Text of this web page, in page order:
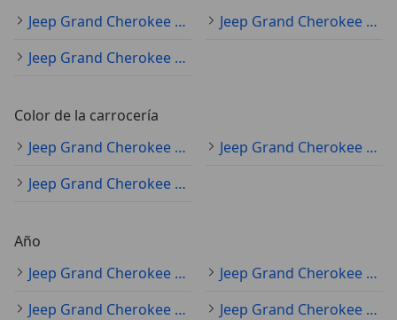
Jeep Grand Cherokee diésel
Jeep Grand Cherokee gasolina
Jeep Grand Cherokee electro/gasolina
Color de la carrocería
Jeep Grand Cherokee negro
Jeep Grand Cherokee blanco
Jeep Grand Cherokee gris
Año
Jeep Grand Cherokee 2016
Jeep Grand Cherokee 2017
Jeep Grand Cherokee 2014
Jeep Grand Cherokee 2018